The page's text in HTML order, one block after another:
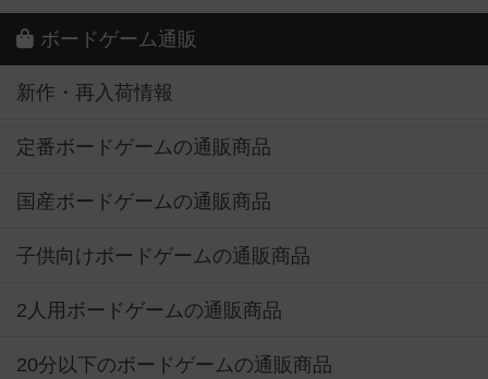
ボードゲーム通販
新作・再入荷情報
定番ボードゲームの通販商品
国産ボードゲームの通販商品
子供向けボードゲームの通販商品
2人用ボードゲームの通販商品
20分以下のボードゲームの通販商品